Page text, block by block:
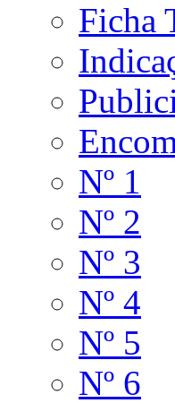
Ficha
Nº 1
Nº 2
Nº 3
Nº 4
Nº 5
Nº 6